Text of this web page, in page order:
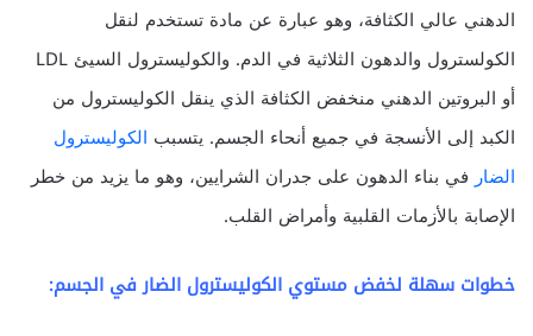
الدهني عالي الكثافة، وهو عبارة عن مادة تستخدم لنقل
الكولسترول والدهون الثلاثية في الدم. والكوليسترول السيئ LDL
أو البروتين الدهني منخفض الكثافة الذي ينقل الكوليسترول من
الكبد إلى الأنسجة في جميع أنحاء الجسم. يتسبب الكوليسترول
الضارفي بناء الدهون على جدران الشرايين، وهو ما يزيد من خطر
الإصابة بالأزمات القلبية وأمراض القلب.
خطوات سهلة لخفض مستوي الكوليسترول الضار في الجسم: